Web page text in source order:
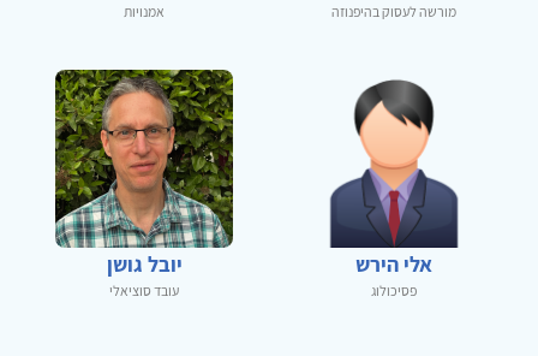
מורשה לעסוק בהיפנוזה
אמנויות
אלי הירש
פסיכולוג
יובל גושן
עובד סוציאלי